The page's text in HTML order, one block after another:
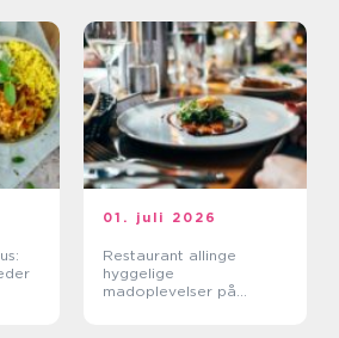
01. juli 2026
Restaurant allinge
hyggelige
madoplevelser på